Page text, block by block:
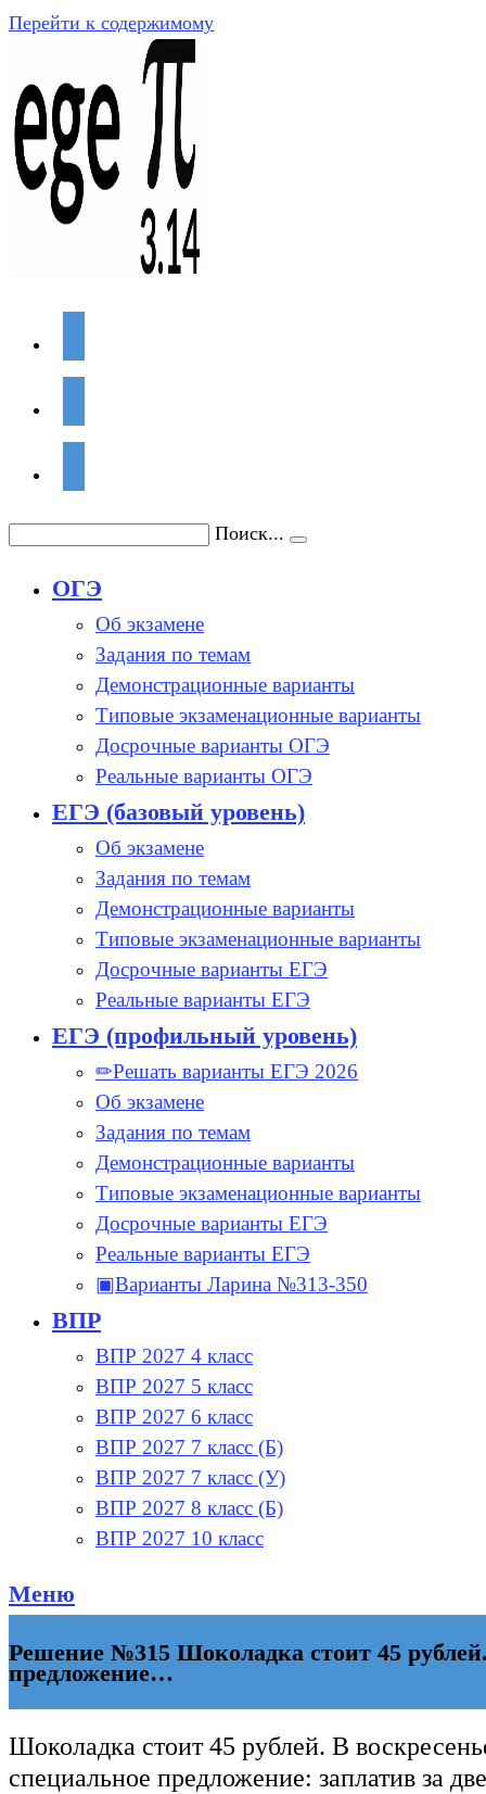
Перейти к содержимому
Поиск...
ОГЭ
Об экзамене
Задания по темам
Демонстрационные варианты
Типовые экзаменационные варианты
Досрочные варианты ОГЭ
Реальные варианты ОГЭ
ЕГЭ (базовый уровень)
Об экзамене
Задания по темам
Демонстрационные варианты
Типовые экзаменационные варианты
Досрочные варианты ЕГЭ
Реальные варианты ЕГЭ
ЕГЭ (профильный уровень)
✏Решать варианты ЕГЭ 2026
Об экзамене
Задания по темам
Демонстрационные варианты
Типовые экзаменационные варианты
Досрочные варианты ЕГЭ
Реальные варианты ЕГЭ
▣Варианты Ларина №313-350
ВПР
ВПР 2027 4 класс
ВПР 2027 5 класс
ВПР 2027 6 класс
ВПР 2027 7 класс (Б)
ВПР 2027 7 класс (У)
ВПР 2027 8 класс (Б)
ВПР 2027 10 класс
Меню
Решение №315 Шоколадка стоит 45 рублей.
предложение…
Шоколадка стоит 45 рублей. В
специальное предложение: заплатив за